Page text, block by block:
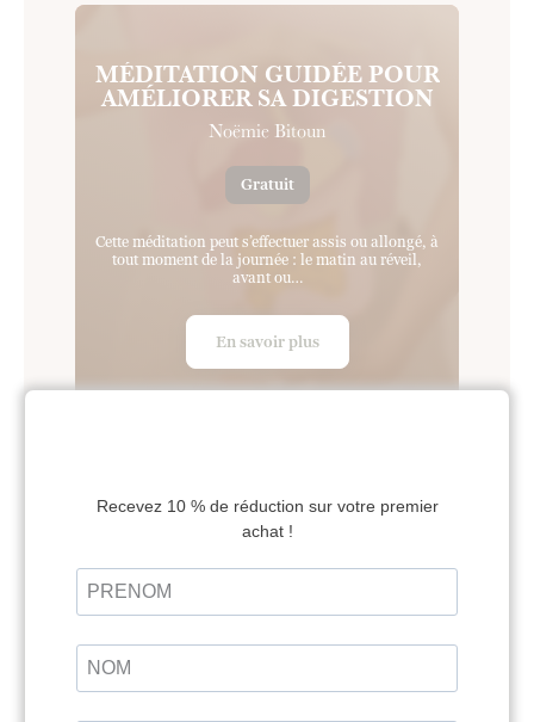
MÉDITATION GUIDÉE POUR
AMÉLIORER SA DIGESTION
Noëmie Bitoun
Gratuit
Cette méditation peut s’effectuer assis ou allongé, à
tout moment de la journée : le matin au réveil,
avant ou…
En savoir plus
MÉDITATION POUR
CONSCIENCE
Gratuit
Cette méditation guidée est extraite de la formation